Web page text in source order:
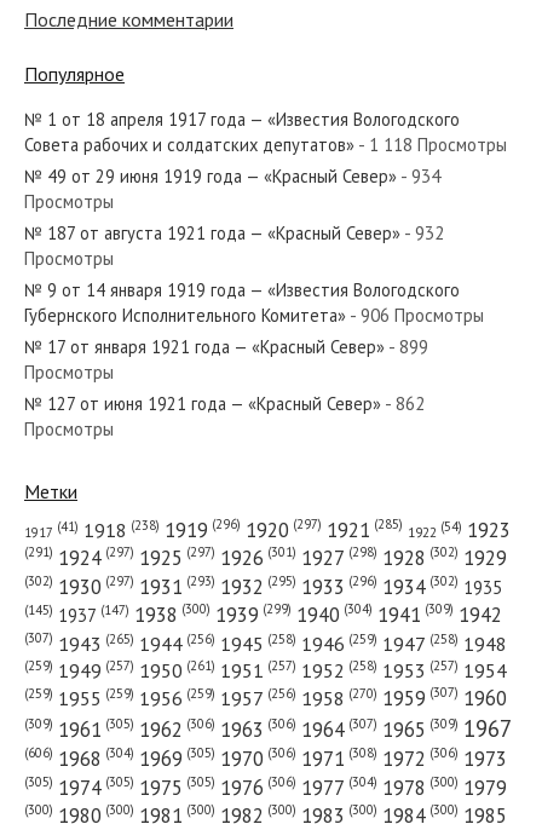
№ 207 от октября 1955 года — «Красный Север»
№ 247 от октября 1934 года — «Красный Север»
№ 21 от января 1942 года — «Красный Север»
№ 257 от декабря 1950 года — «Красный Север»
№ 157 от июля 1964 года — «Красный Север»
Последние комментарии
Популярное
№ 1 от 18 апреля 1917 года — «Известия Вологодского
Совета рабочих и солдатских депутатов» - 1 118 Просмотры
№ 49 от 29 июня 1919 года — «Красный Север» - 934
Просмотры
№ 187 от августа 1921 года — «Красный Север» - 932
Просмотры
№ 9 от 14 января 1919 года — «Известия Вологодского
Губернского Исполнительного Комитета» - 906 Просмотры
№ 17 от января 1921 года — «Красный Север» - 899
Просмотры
№ 127 от июня 1921 года — «Красный Север» - 862
Просмотры
Метки
1917 (41) 1918 (238) 1919 (296) 1920 (297) 1921 (285) 1922 (54) 1923
(291) 1924 (297) 1925 (297) 1926 (301) 1927 (298) 1928 (302) 1929
(302) 1930 (297) 1931 (293) 1932 (295) 1933 (296) 1934 (302) 1935
(145) 1937 (147) 1938 (300) 1939 (299) 1940 (304) 1941 (309) 1942
(307) 1943 (265) 1944 (256) 1945 (258) 1946 (259) 1947 (258) 1948
(259) 1949 (257) 1950 (261) 1951 (257) 1952 (258) 1953 (257) 1954
(259) 1955 (259) 1956 (259) 1957 (256) 1958 (270) 1959 (307) 1960
(309) 1961 (305) 1962 (306) 1963 (306) 1964 (307) 1965 (309) 1967
(606) 1968 (304) 1969 (305) 1970 (306) 1971 (308) 1972 (306) 1973
(305) 1974 (305) 1975 (305) 1976 (306) 1977 (304) 1978 (300) 1979
(300) 1980 (300) 1981 (300) 1982 (300) 1983 (300) 1984 (300) 1985